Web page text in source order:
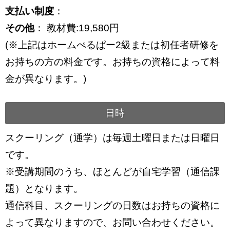
支払い制度 ：
その他： 教材費:19,580円
(※上記はホームぺるぱー2級または初任者研修を
お持ちの方の料金です。お持ちの資格によって料
金が異なります。)
日時
スクーリング（通学）は毎週土曜日または日曜日
です。
※受講期間のうち、ほとんどが自宅学習（通信課
題）となります。
通信科目、スクーリングの日数はお持ちの資格に
よって異なりますので、お問い合わせください。